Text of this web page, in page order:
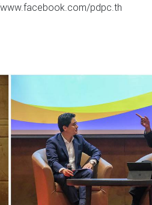
pdpc.th